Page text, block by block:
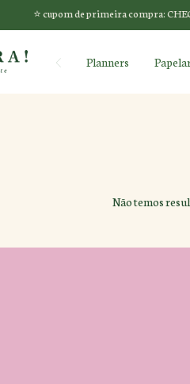
⭐️ cupom de primeira compra:
Planners
Não temos